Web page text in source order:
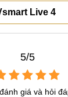
Live 4
5/5
giá và hỏi